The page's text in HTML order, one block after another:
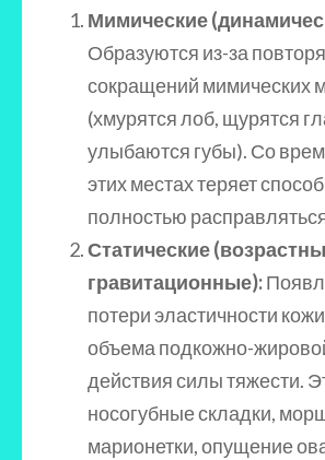
Мимические
Образуются из-за
сокращений мимических
(хмурятся лоб, щурятся
улыбаются губы). Со
этих местах теряет
полностью
Статические
гравитационные):
потери эластичности
объема подкожно-
действия силы тяжести.
носогубные складки,
марионетки, опущение